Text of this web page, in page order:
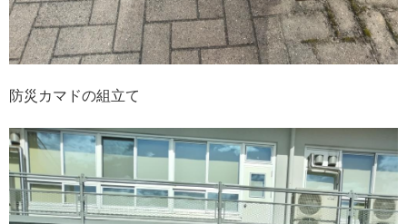
防災カマドの組立て